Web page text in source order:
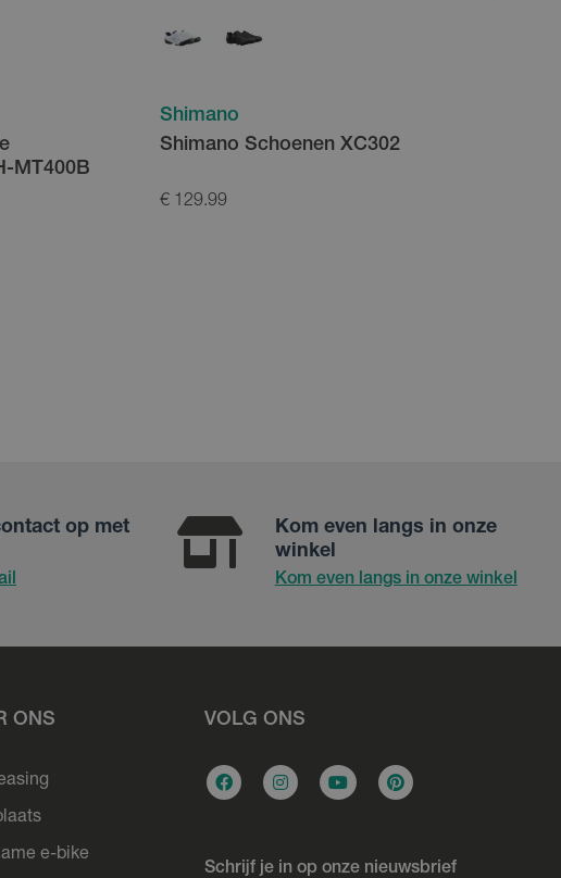
MT400B
Shimano
Shimano Schoenen XC302
€ 129.99
op met
Kom even langs in onze
winkel
Kom even langs in onze winkel
ONS
e-bike
VOLG ONS
Schrijf je in op onze nieuwsbrief